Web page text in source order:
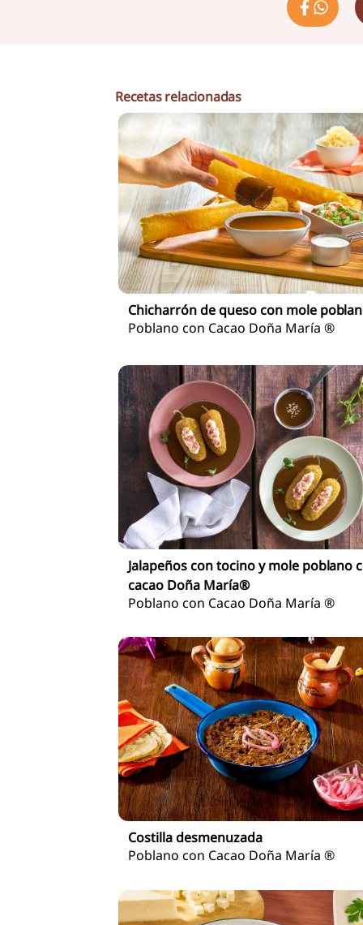
Recetas relacionadas
Chicharrón de queso con mole
Poblano con Cacao Doña María ®
Jalapeños con tocino y mole poblano
cacao Doña María®
Poblano con Cacao Doña María ®
Costilla desmenuzada
Poblano con Cacao Doña María ®